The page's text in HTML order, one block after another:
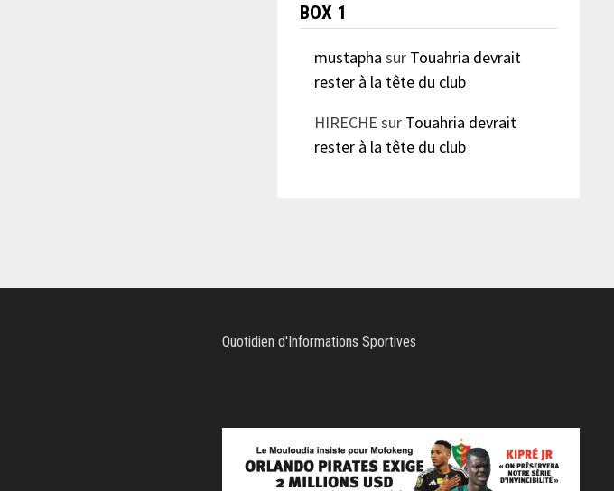
BOX 1
mustapha sur Touahria devrait
rester à la tête du club
HIRECHE sur Touahria devrait
rester à la tête du club
Quotidien d'Informations Sportives